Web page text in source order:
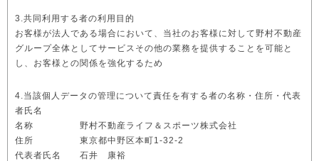
3.共同利用する者の利用目的
お客様が法人である場合において、当社のお客様に対して野村不動産
グループ全体としてサービスその他の業務を提供することを可能と
し、お客様との関係を強化するため
4.当該個人データの管理について責任を有する者の名称・住所・代表
者氏名
名称 野村不動産ライフ＆スポーツ株式会社
住所 東京都中野区本町1-32-2
代表者氏名 石井 康裕